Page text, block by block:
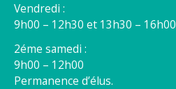
Vendredi :
9h00 – 12h30 et 13h30 – 16h00
2éme samedi :
9h00 – 12h00
Permanence d’élus.